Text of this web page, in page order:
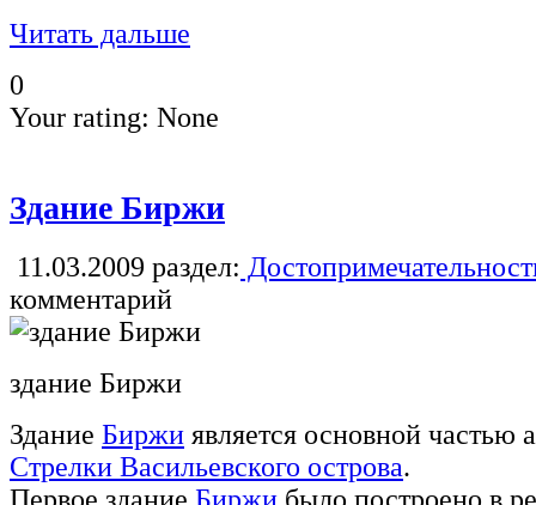
Читать дальше
0
Your rating: None
Здание Биржи
11.03.2009 раздел:
комментарий
здание Биржи
Здание Биржи является основной частью
Стрелки Васильевского острова.